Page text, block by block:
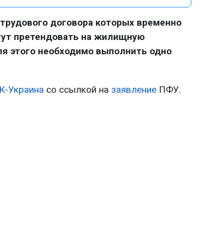
договора которых временно
претендовать на жилищную
этого необходимо выполнить одно
Украина со ссылкой на заявление ПФУ.